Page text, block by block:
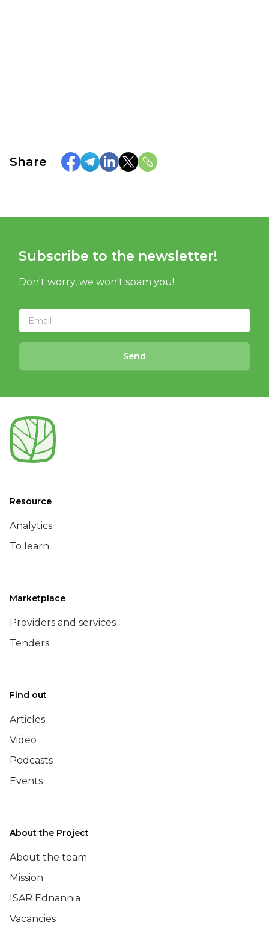
Share
Subscribe to the newsletter!
Don't worry, we won't spam you!
Send
Resource
Analytics
To learn
Marketplace
Providers and services
Tenders
Find out
Articles
Video
Podcasts
Events
About the Project
About the team
Mission
ISAR Ednannia
Vacancies